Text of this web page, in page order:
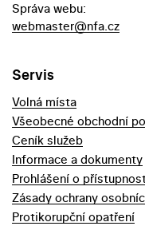
Správa webu:
webmaster@nfa.cz
Servis
Volná místa
Všeobecné obchodní
Ceník služeb
Informace a dokumenty
Prohlášení o
Zásady ochrany
Protikorupční opatření